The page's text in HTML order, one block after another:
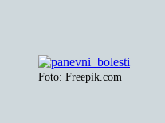
Foto: Freepik.com